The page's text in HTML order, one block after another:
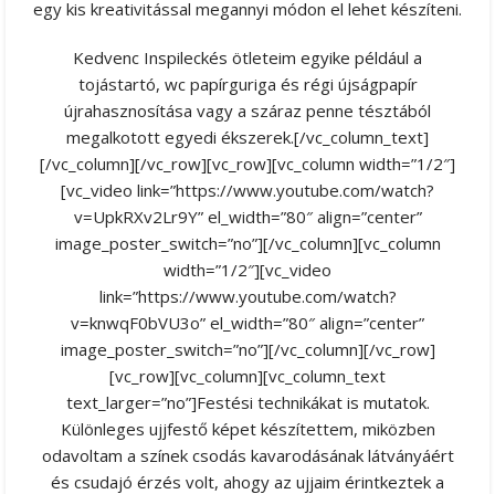
egy kis kreativitással megannyi módon el lehet készíteni.
Kedvenc Inspileckés ötleteim egyike például a
tojástartó, wc papírguriga és régi újságpapír
újrahasznosítása vagy a száraz penne tésztából
megalkotott egyedi ékszerek.[/vc_column_text]
[/vc_column][/vc_row][vc_row][vc_column width=”1/2″]
[vc_video link=”https://www.youtube.com/watch?
v=UpkRXv2Lr9Y” el_width=”80″ align=”center”
image_poster_switch=”no”][/vc_column][vc_column
width=”1/2″][vc_video
link=”https://www.youtube.com/watch?
v=knwqF0bVU3o” el_width=”80″ align=”center”
image_poster_switch=”no”][/vc_column][/vc_row]
[vc_row][vc_column][vc_column_text
text_larger=”no”]Festési technikákat is mutatok.
Különleges ujjfestő képet készítettem, miközben
odavoltam a színek csodás kavarodásának látványáért
és csudajó érzés volt, ahogy az ujjaim érintkeztek a